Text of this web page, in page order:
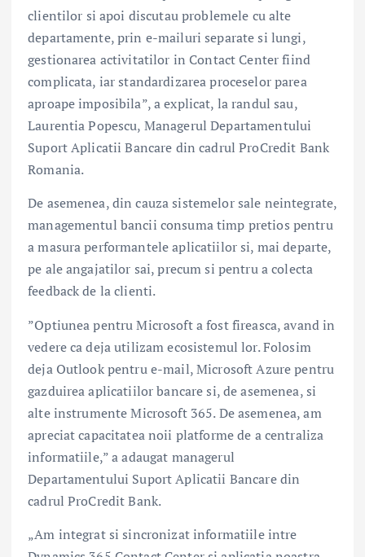
clientilor si apoi discutau problemele cu alte
departamente, prin e-mailuri separate si lungi,
gestionarea activitatilor in Contact Center fiind
complicata, iar standardizarea proceselor parea
aproape imposibila”, a explicat, la randul sau,
Laurentia Popescu, Managerul Departamentului
Suport Aplicatii Bancare din cadrul ProCredit Bank
Romania.
De asemenea, din cauza sistemelor sale neintegrate,
managementul bancii consuma timp pretios pentru
a masura performantele aplicatiilor si, mai departe,
pe ale angajatilor sai, precum si pentru a colecta
feedback de la clienti.
”Optiunea pentru Microsoft a fost fireasca, avand in
vedere ca deja utilizam ecosistemul lor. Folosim
deja Outlook pentru e-mail, Microsoft Azure pentru
gazduirea aplicatiilor bancare si, de asemenea, si
alte instrumente Microsoft 365. De asemenea, am
apreciat capacitatea noii platforme de a centraliza
informatiile,” a adaugat managerul
Departamentului Suport Aplicatii Bancare din
cadrul ProCredit Bank.
„Am integrat si sincronizat informatiile intre